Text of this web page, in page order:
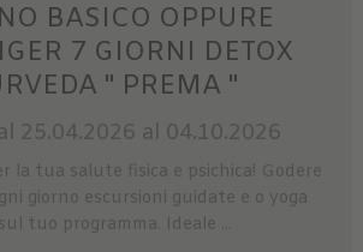
BASICO OPPURE
7 GIORNI DETOX
" PREMA "
25.04.2026 al 04.10.2026
la tua salute fisica e psichica! Godere
giorno escursioni guidate e o yoga
tuo programma. Ideale ...